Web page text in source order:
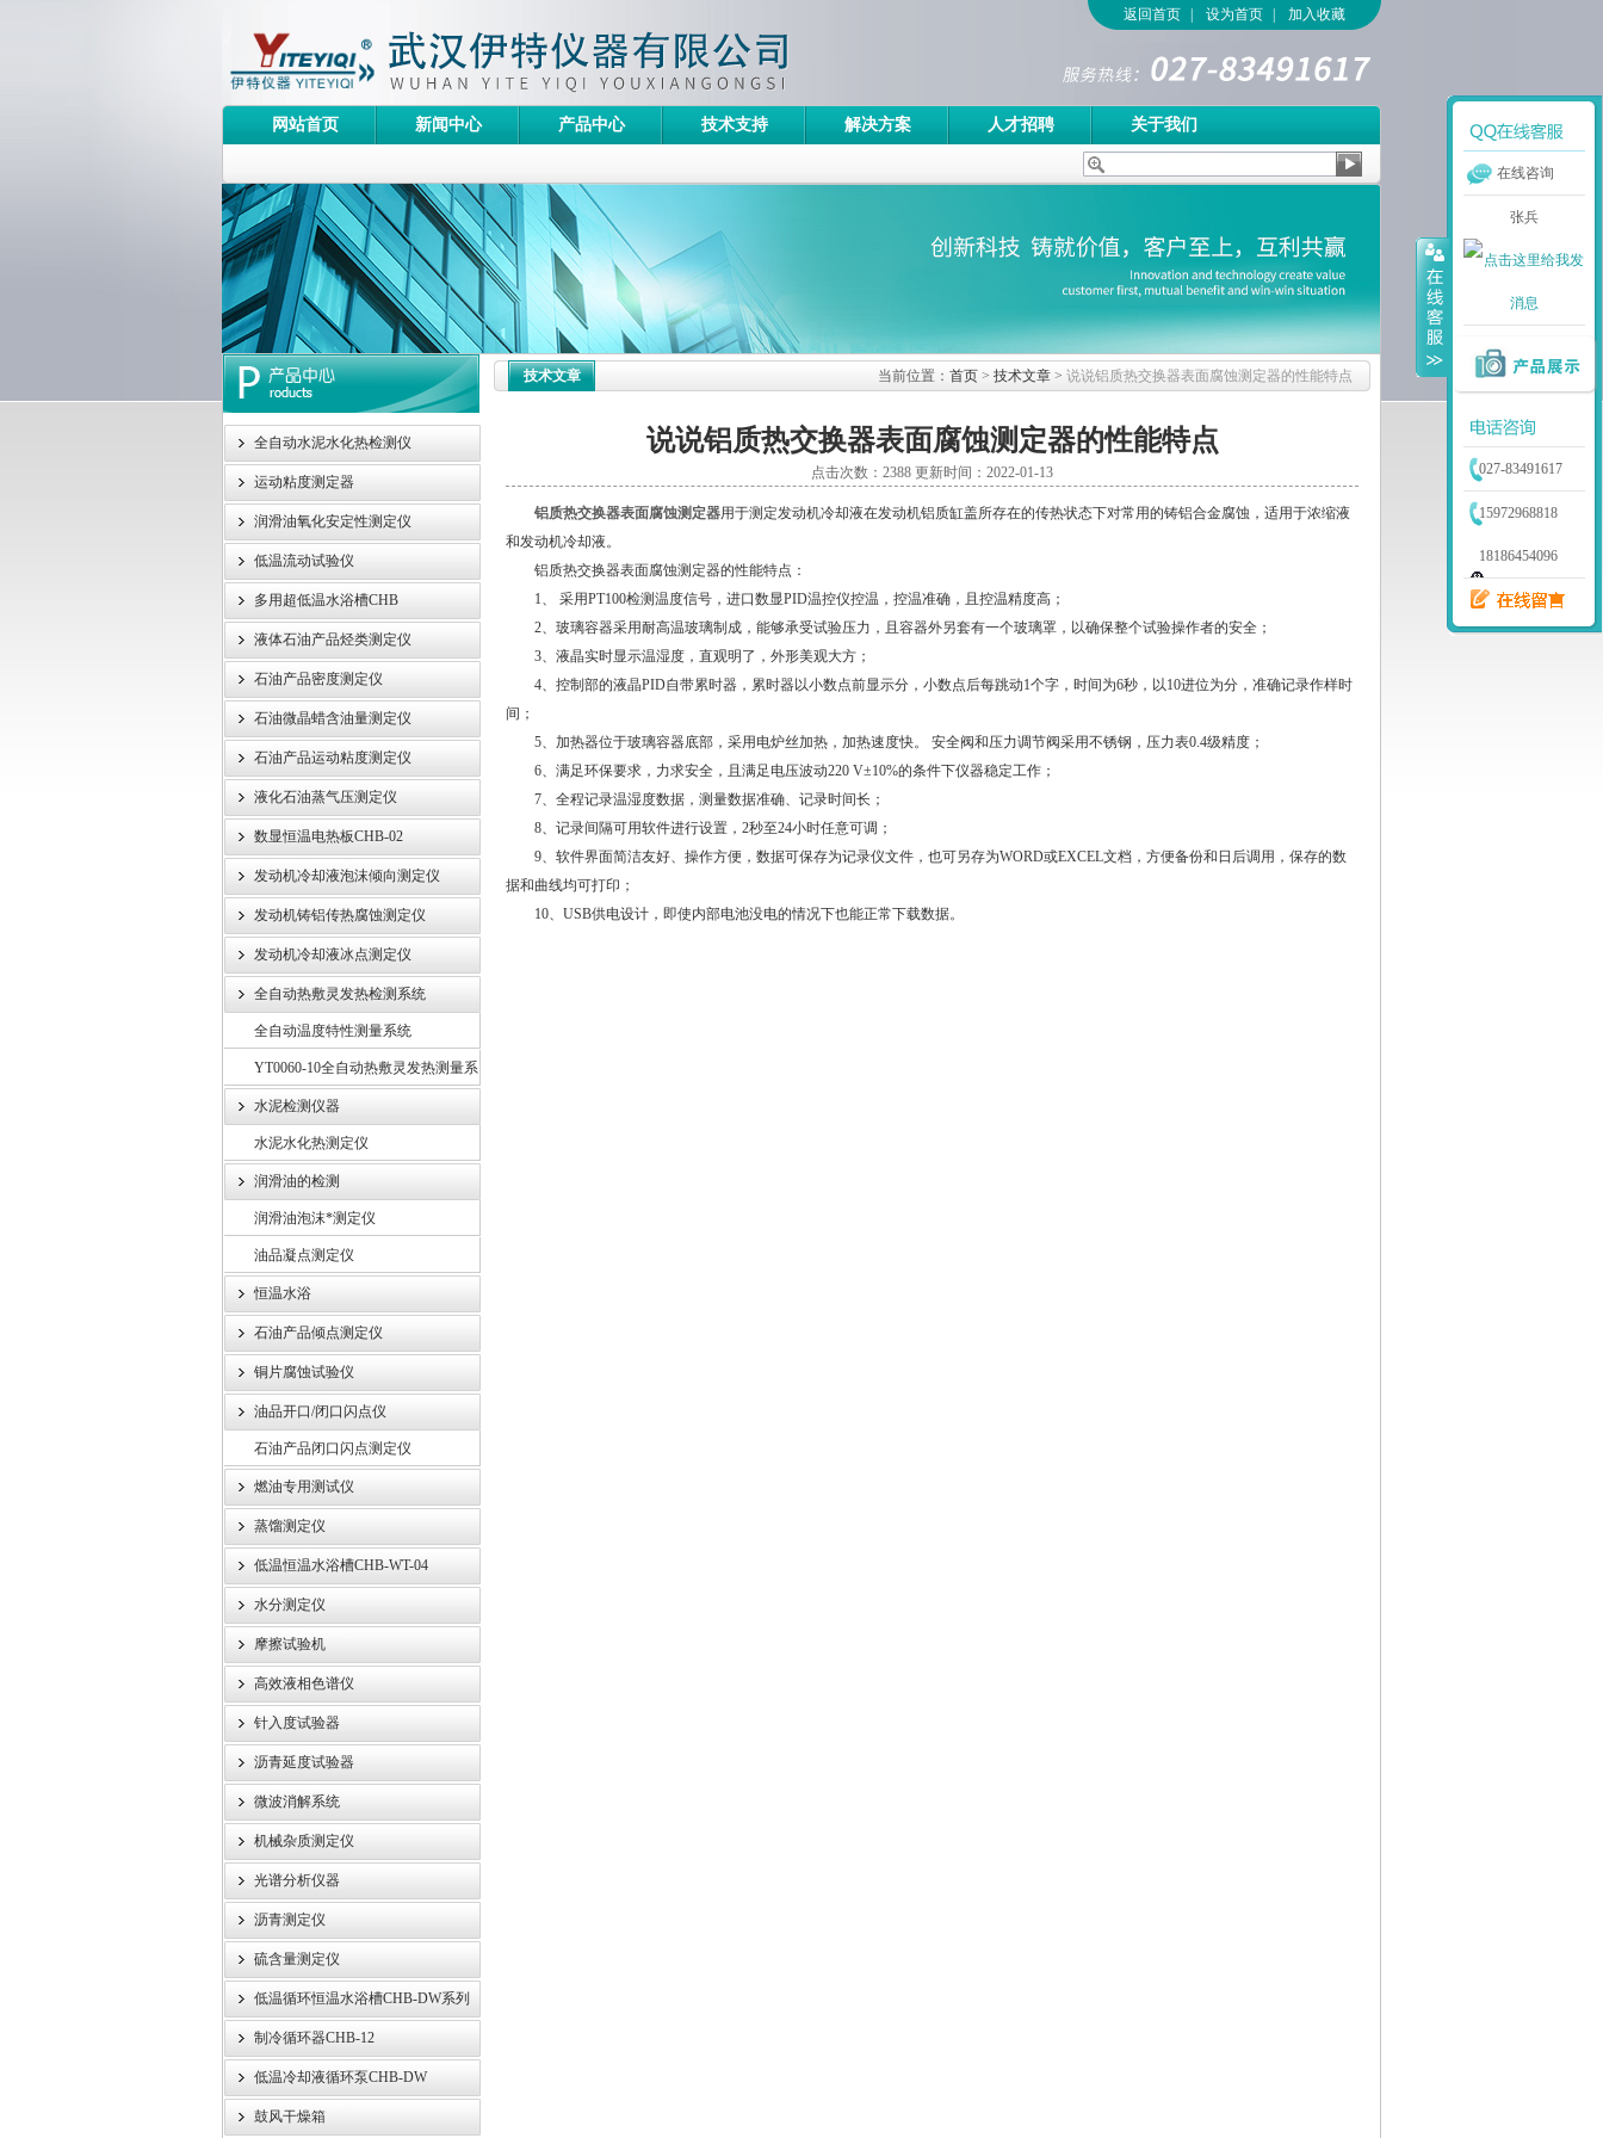
武汉伊特仪器有限公司
返回首页 设为首页 加入收藏
网站首页 新闻中心 产品中心 技术支持 解决方案 人才招聘 关于我们
技术文章 当前位置： 首页 > 技术文章 > 说说铝质热交换器表面腐蚀测定器的性能特点
说说铝质热交换器表面腐蚀测定器的性能特点
点击次数：2388 更新时间：2022-01-13
铝质热交换器表面腐蚀测定器用于测定发动机冷却液在发动机铝质缸盖所存在的传热状态下对常用的铸铝合金腐蚀，适用于浓缩液
和发动机冷却液。
铝质热交换器表面腐蚀测定器的性能特点：
1、 采用PT100检测温度信号，进口数显PID温控仪控温，控温准确，且控温精度高；
2、玻璃容器采用耐高温玻璃制成，能够承受试验压力，且容器外另套有一个玻璃罩，以确保整个试验操作者的安全；
3、液晶实时显示温湿度，直观明了，外形美观大方；
4、控制部的液晶PID自带累时器，累时器以小数点前显示分，小数点后每跳动1个字，时间为6秒，以10进位为分，准确记录作样时
间；
5、加热器位于玻璃容器底部，采用电炉丝加热，加热速度快。 安全阀和压力调节阀采用不锈钢，压力表0.4级精度；
6、满足环保要求，力求安全，且满足电压波动220 V±10%的条件下仪器稳定工作；
7、全程记录温湿度数据，测量数据准确、记录时间长；
8、记录间隔可用软件进行设置，2秒至24小时任意可调；
9、软件界面简洁友好、操作方便，数据可保存为记录仪文件，也可另存为WORD或EXCEL文档，方便备份和日后调用，保存的数
据和曲线均可打印；
10、USB供电设计，即使内部电池没电的情况下也能正常下载数据。
全自动水泥水化热检测仪
运动粘度测定器
润滑油氧化安定性测定仪
低温流动试验仪
多用超低温水浴槽CHB
液体石油产品烃类测定仪
石油产品密度测定仪
石油微晶蜡含油量测定仪
石油产品运动粘度测定仪
液化石油蒸气压测定仪
数显恒温电热板CHB-02
发动机冷却液泡沫倾向测定仪
发动机铸铝传热腐蚀测定仪
发动机冷却液冰点测定仪
全自动热敷灵发热检测系统
全自动温度特性测量系统
YT0060-10全自动热敷灵发热测量系
统
水泥检测仪器
水泥水化热测定仪
润滑油的检测
润滑油泡沫*测定仪
油品凝点测定仪
恒温水浴
石油产品倾点测定仪
铜片腐蚀试验仪
油品开口/闭口闪点仪
石油产品闭口闪点测定仪
燃油专用测试仪
蒸馏测定仪
低温恒温水浴槽CHB-WT-04
水分测定仪
摩擦试验机
高效液相色谱仪
针入度试验器
沥青延度试验器
微波消解系统
机械杂质测定仪
光谱分析仪器
沥青测定仪
硫含量测定仪
低温循环恒温水浴槽CHB-DW系列
制冷循环器CHB-12
低温冷却液循环泵CHB-DW
鼓风干燥箱
在线咨询
张兵
027-83491617
15972968818
18186454096